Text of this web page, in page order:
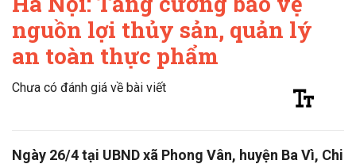
nguồn lợi thủy sản, quản lý
an toàn thực phẩm
Chưa có đánh giá về bài viết
Ngày 26/4 tại UBND xã Phong Vân, huyện Ba Vì, Chi